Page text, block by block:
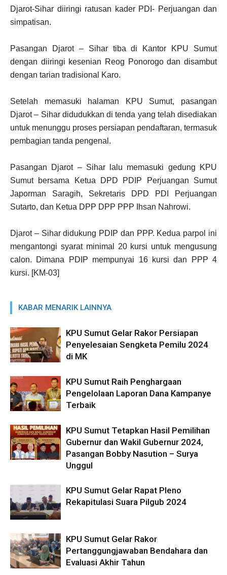
Djarot-Sihar diiringi ratusan kader PDI- Perjuangan dan
simpatisan.
Pasangan Djarot – Sihar tiba di Kantor KPU Sumut
dengan diiringi kesenian Reog Ponorogo dan disambut
dengan tarian tradisional Karo.
Setelah memasuki halaman KPU Sumut, pasangan
Djarot – Sihar didudukkan di tenda yang telah disediakan
untuk menunggu proses persiapan pendaftaran, termasuk
pembagian tanda pengenal.
Pasangan Djarot – Sihar lalu memasuki gedung KPU
Sumut bersama Ketua DPD PDIP Perjuangan Sumut
Japorman Saragih, Sekretaris DPD PDI Perjuangan
Sutarto, dan Ketua DPP DPP PPP Ihsan Nahrowi.
Djarot – Sihar didukung PDIP dan PPP. Kedua parpol ini
mengantongi syarat minimal 20 kursi untuk mengusung
calon. Dimana PDIP mempunyai 16 kursi dan PPP 4
kursi. [KM-03]
KABAR MENARIK LAINNYA
KPU Sumut Gelar Rakor Persiapan
Penyelesaian Sengketa Pemilu 2024
di MK
KPU Sumut Raih Penghargaan
Pengelolaan Laporan Dana Kampanye
Terbaik
KPU Sumut Tetapkan Hasil Pemilihan
Gubernur dan Wakil Gubernur 2024,
Pasangan Bobby Nasution – Surya
Unggul
KPU Sumut Gelar Rapat Pleno
Rekapitulasi Suara Pilgub 2024
KPU Sumut Gelar Rakor
Pertanggungjawaban Bendahara dan
Evaluasi Akhir Tahun